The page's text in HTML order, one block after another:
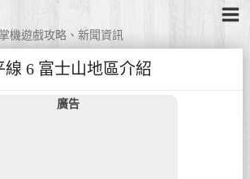
機遊戲攻略、新聞資訊
6 富士山地區介紹
廣告